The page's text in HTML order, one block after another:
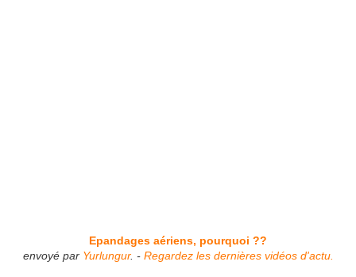
Epandages aériens, pourquoi ??
envoyé par Yurlungur. - Regardez les dernières vidéos d'actu.